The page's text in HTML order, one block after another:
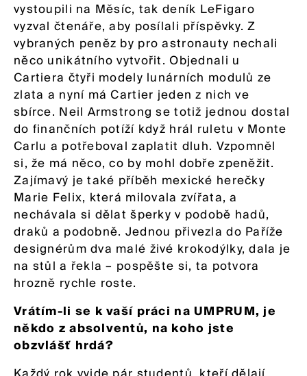
vystoupili na Měsíc, tak deník LeFigaro
vyzval čtenáře, aby posílali příspěvky. Z
vybraných peněz by pro astronauty nechali
něco unikátního vytvořit. Objednali u
Cartiera čtyři modely lunárních modulů ze
zlata a nyní má Cartier jeden z nich ve
sbírce. Neil Armstrong se totiž jednou dostal
do finančních potíží když hrál ruletu v Monte
Carlu a potřeboval zaplatit dluh. Vzpomněl
si, že má něco, co by mohl dobře zpeněžit.
Zajímavý je také příběh mexické herečky
Marie Felix, která milovala zvířata, a
nechávala si dělat šperky v podobě hadů,
draků a podobně. Jednou přivezla do Paříže
designérům dva malé živé krokodýlky, dala je
na stůl a řekla – pospěšte si, ta potvora
hrozně rychle roste.
Vrátím-li se k vaší práci na UMPRUM, je
někdo z absolventů, na koho jste
obzvlášť hrdá?